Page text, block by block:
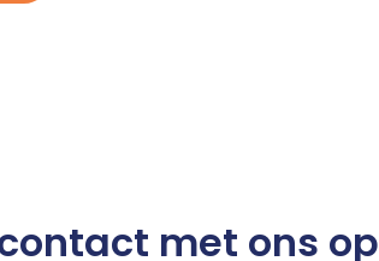
met ons op